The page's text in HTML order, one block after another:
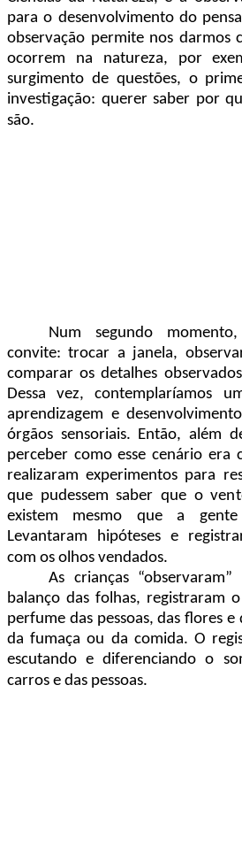
para o desenvolvimento do
observação permite nos darmos
ocorrem na natureza, por
surgimento de questões, o
investigação: querer saber por
são.
Num segundo
convite: trocar a janela,
comparar os detalhes
Dessa vez, contemplaríamos
aprendizagem e
órgãos sensoriais. Então, além
perceber como esse cenário era
realizaram experimentos para
que pudessem saber que o
existem mesmo que a
Levantaram hipóteses e
com os olhos vendados.
As crianças
balanço das folhas, registraram
perfume das pessoas, das flores
da fumaça ou da comida. O
escutando e diferenciando o
carros e das pessoas.